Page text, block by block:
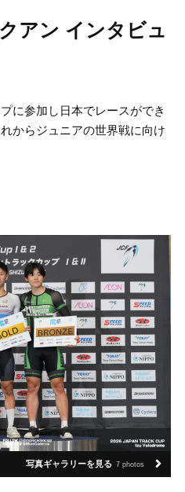
アン インタビュ
に参加し日本でレースができ
からジュニアの世界戦に向け
写真ギャラリーを見る 7 photos